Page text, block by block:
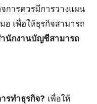
การควรมีการวางแผน
อ เพื่อให้ธุรกิจสามารถ
นักงานบัญชีสามารถ
รทำธุรกิจ? เพื่อให้